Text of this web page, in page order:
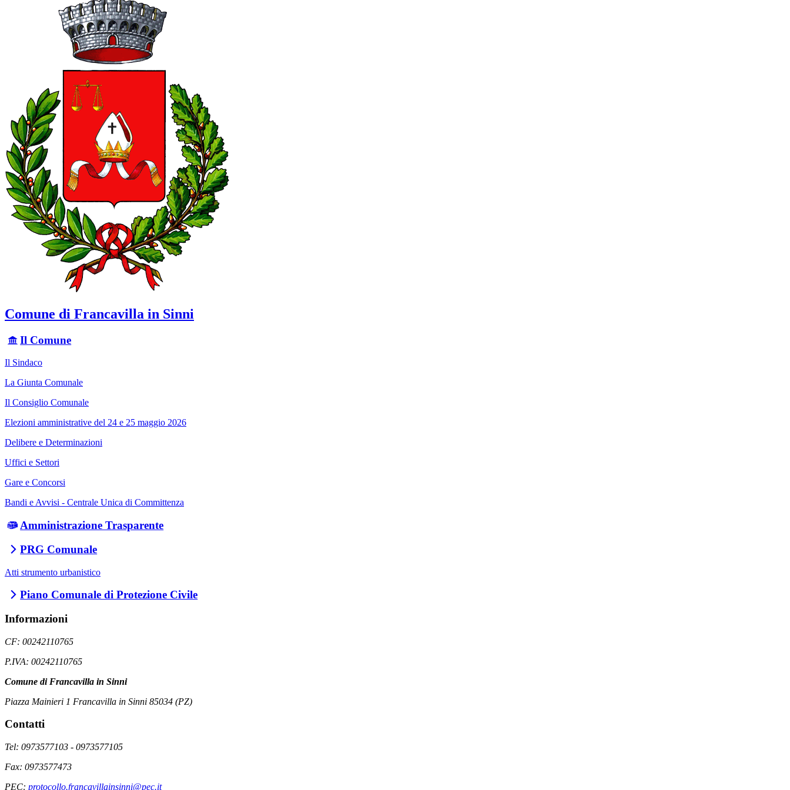
Comune di Francavilla in Sinni
Il Comune
Il Sindaco
La Giunta Comunale
Il Consiglio Comunale
Elezioni amministrative del 24 e 25 maggio 2026
Delibere e Determinazioni
Uffici e Settori
Gare e Concorsi
Bandi e Avvisi - Centrale Unica di Committenza
Amministrazione Trasparente
PRG Comunale
Atti strumento urbanistico
Piano Comunale di Protezione Civile
Informazioni
CF: 00242110765
P.IVA: 00242110765
Comune di Francavilla in Sinni
Piazza Mainieri 1 Francavilla in Sinni 85034 (PZ)
Contatti
Tel: 0973577103 - 0973577105
Fax: 0973577473
PEC: protocollo.francavillainsinni@pec.it